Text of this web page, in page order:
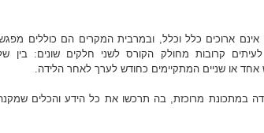
אינם ארוכים כלל וכלל, ובמרבית המקרים הם כוללים
קרובות מחולק הקורס לשני חלקים שונים: בין
אחד או שניים המתקיימים כחודש לערך לאחר הלידה.
במתכונת מרוכזת, בה תרכשו את כל הידע והכלים